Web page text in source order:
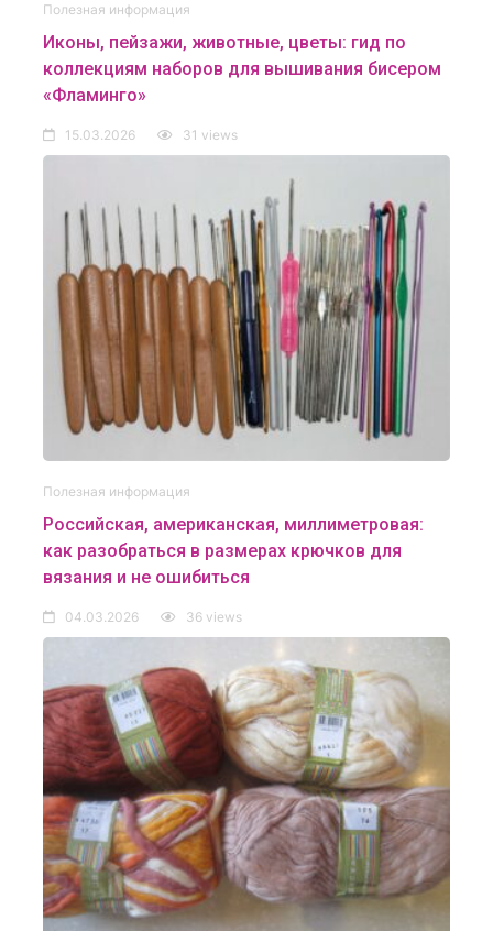
Полезная информация
Иконы, пейзажи, животные, цветы: гид по
коллекциям наборов для вышивания бисером
«Фламинго»
15.03.2026 31 views
Полезная информация
Российская, американская, миллиметровая:
как разобраться в размерах крючков для
вязания и не ошибиться
04.03.2026 36 views